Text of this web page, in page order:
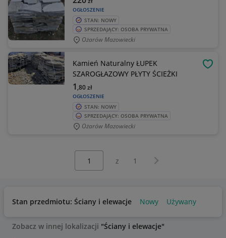
OGŁOSZENIE
STAN: NOWY
SPRZEDAJĄCY: OSOBA PRYWATNA
Ożarów Mazowiecki
Kamień Naturalny ŁUPEK
SZAROGŁAZOWY PŁYTY ŚCIEŻKI
OGŁOSZENIE
1 ,80zł
STAN: NOWY
SPRZEDAJĄCY: OSOBA PRYWATNA
Ożarów Mazowiecki
z 1 Następna strona
Stan przedmiotu: Ściany i elewacje Nowy Używany
Zobacz w innej lokalizacji "Ściany i elewacje"